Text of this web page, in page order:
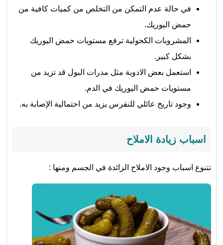
في حالة عدم التمكن من التخلص من كميات كافية من
حمض اليوريك.
المشروبات الكحولية ترفع مستويات حمض اليوريك
بشكل كبير.
استعمل بعض الادوية مثل مدرات البول قد تزيد من
مستويات حمض اليوريك في الدم.
وجود تاريخ عائلي للنقرس يزيد من احتمالية الإصابة به.
اسباب زيادة الاملاح
تتنوع اسباب وجود الاملاح الزائدة في الجسم ومنها :